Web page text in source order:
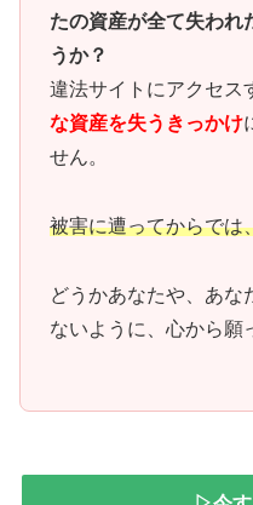
たの資産が全て失われ
うか？
違法サイトにアクセス
な資産を失うきっかけ
せん。
被害に遭ってからでは
どうかあなたや、あな
ないように、心から願